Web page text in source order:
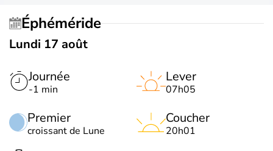
Éphéméride
Lundi 17 août
Journée
-1 min
Premier
croissant de Lune
Lever
07h05
Coucher
20h01